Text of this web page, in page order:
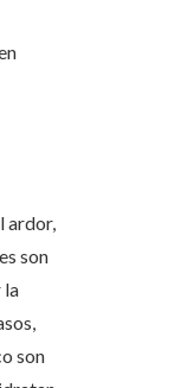
ardor,
son
la
son